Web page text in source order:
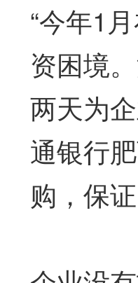
“今年1
资困境
两天为
通银行
购，保